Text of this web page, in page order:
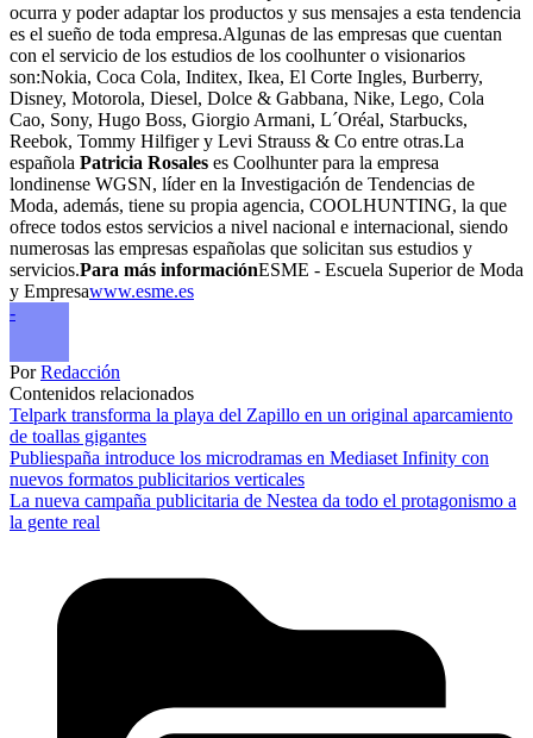
ocurra y poder adaptar los productos y sus mensajes a esta tendencia
es el sueño de toda empresa.Algunas de las empresas que cuentan
con el servicio de los estudios de los coolhunter o visionarios
son:Nokia, Coca Cola, Inditex, Ikea, El Corte Ingles, Burberry,
Disney, Motorola, Diesel, Dolce & Gabbana, Nike, Lego, Cola
Cao, Sony, Hugo Boss, Giorgio Armani, L´Oréal, Starbucks,
Reebok, Tommy Hilfiger y Levi Strauss & Co entre otras.La
española Patricia Rosales es Coolhunter para la empresa
londinense WGSN, líder en la Investigación de Tendencias de
Moda, además, tiene su propia agencia, COOLHUNTING, la que
ofrece todos estos servicios a nivel nacional e internacional, siendo
numerosas las empresas españolas que solicitan sus estudios y
servicios.Para más informaciónESME - Escuela Superior de Moda
y Empresawww.esme.es
-
PorRedacción
Contenidos relacionados
Telpark transforma la playa del Zapillo en un original aparcamiento
de toallas gigantes
Publiespaña introduce los microdramas en Mediaset Infinity con
nuevos formatos publicitarios verticales
La nueva campaña publicitaria de Nestea da todo el protagonismo a
la gente real